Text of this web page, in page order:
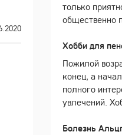
только
общественно
Хобби для
Пожилой
конец, а
полного
увлечений.
Болезнь